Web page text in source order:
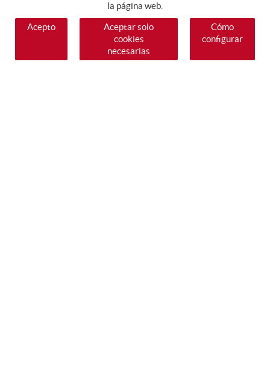
la página web.
Acepto
Aceptar solo
cookies
necesarias
Cómo
configurar